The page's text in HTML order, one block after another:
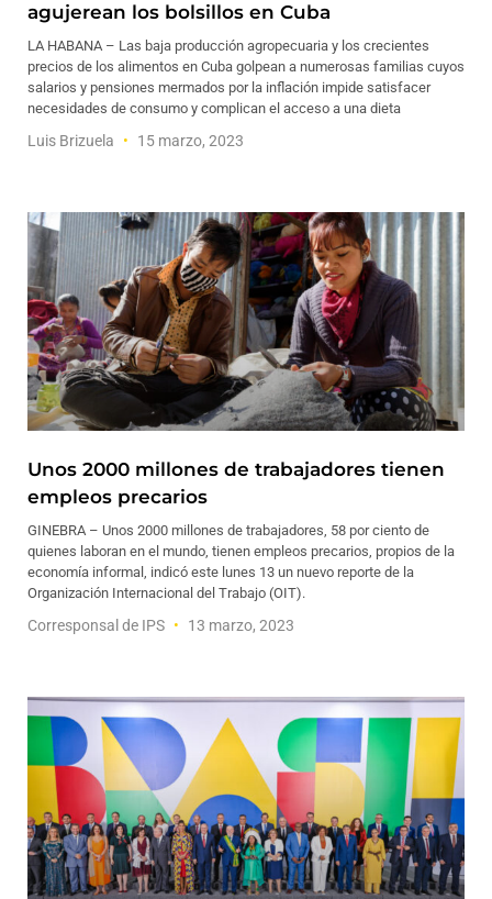
agujerean los bolsillos en Cuba
LA HABANA – Las baja producción agropecuaria y los crecientes
precios de los alimentos en Cuba golpean a numerosas familias cuyos
salarios y pensiones mermados por la inflación impide satisfacer
necesidades de consumo y complican el acceso a una dieta
Luis Brizuela 15 marzo, 2023
Unos 2000 millones de trabajadores tienen
empleos precarios
GINEBRA – Unos 2000 millones de trabajadores, 58 por ciento de
quienes laboran en el mundo, tienen empleos precarios, propios de la
economía informal, indicó este lunes 13 un nuevo reporte de la
Organización Internacional del Trabajo (OIT).
Corresponsal de IPS 13 marzo, 2023